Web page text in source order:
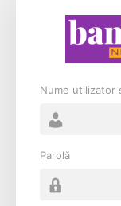
Nume utilizator
Parolă